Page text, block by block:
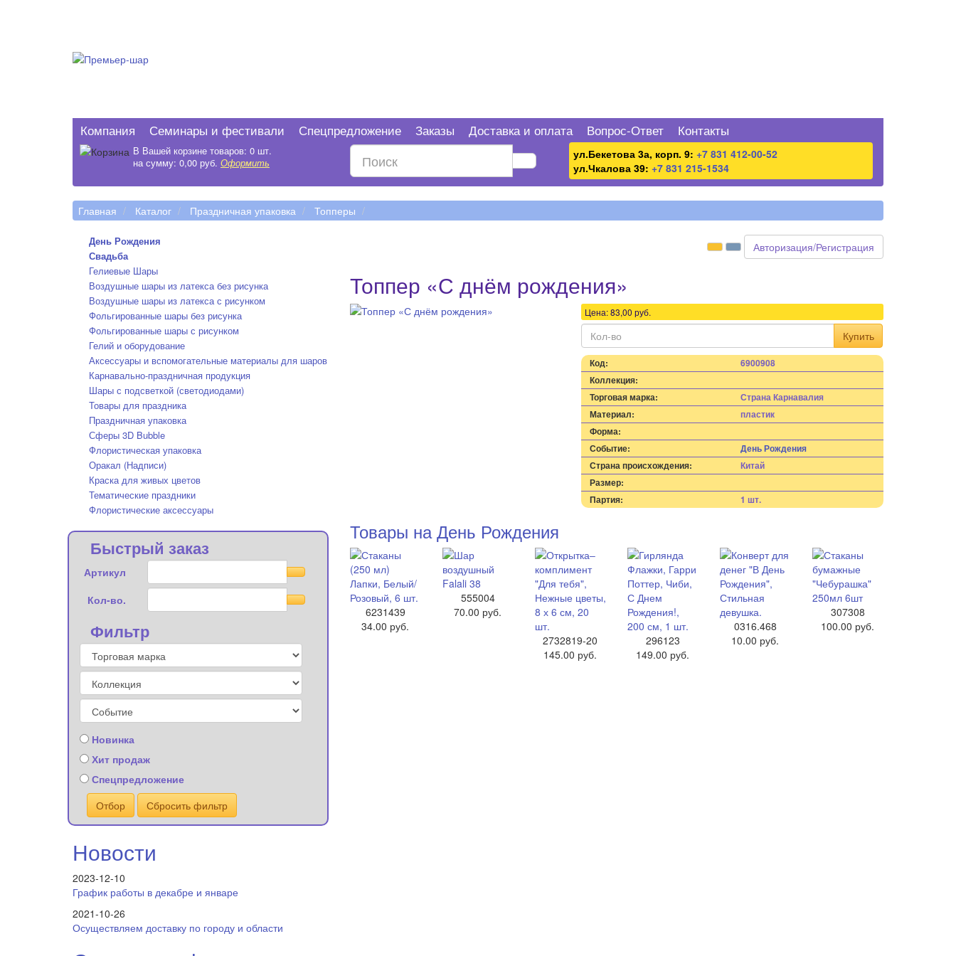
Компания Семинары и фестивали Спецпредложение Заказы Доставка и оплата Вопрос-Ответ Контакты
В Вашей корзине товаров: 0 шт.
на сумму: 0,00 руб. Оформить
ул.Бекетова 3а, корп. 9: +7 831 412-00-52
ул.Чкалова 39: +7 831 215-1534
Главная Каталог Праздничная упаковка Топперы
День Рождения
Свадьба
Гелиевые Шары
Воздушные шары из латекса без рисунка
Воздушные шары из латекса с рисунком
Фольгированные шары без рисунка
Фольгированные шары с рисунком
Гелий и оборудование
Аксессуары и вспомогательные материалы для шаров
Карнавально-праздничная продукция
Шары с подсветкой (светодиодами)
Товары для праздника
Праздничная упаковка
Сферы 3D Bubble
Флористическая упаковка
Оракал (Надписи)
Краска для живых цветов
Тематические праздники
Флористические аксессуары
Быстрый заказ
Артикул
Кол-во.
Фильтр
Новинка
Хит продаж
Спецпредложение
Отбор
Сбросить фильтр
Новости
2023-12-10
График работы в декабре и январе
2021-10-26
Осуществляем доставку по городу и области
Авторизация/Регистрация
Топпер «С днём рождения»
Цена:83,00 руб.
Купить
Код:
6900908
Коллекция:
Торговая марка:
Страна Карнавалия
Материал:
пластик
Форма:
Событие:
День Рождения
Страна происхождения:
Китай
Размер:
Партия:
1 шт.
Товары на День Рождения
6231439
34.00 руб.
555004
70.00 руб.
2732819-20
145.00 руб.
296123
149.00 руб.
0316.468
10.00 руб.
307308
100.00 руб.